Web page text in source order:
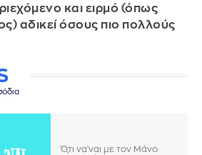
και ειρμό (όπως
αδικεί όσους πιο πολλούς
Ό,τι να'ναι με τον Μάνο